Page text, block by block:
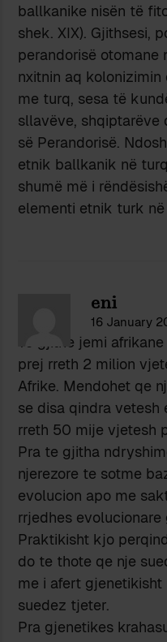
ballkanike nisën të
shek. XIX). Gjithsesi,
perandorisë otomane
nxitnin aq
me turq, sesa të
sllavëve, shqiptarëve
së Perandorisë.
etnik ballkanik në
shumë më i
elementi etnik turk
eni
16 January
Te gjithe jemi
prej rreth 2 milion
Afrike. Mendohet qe
se disa qindra vetesh
rreth 50 mije vjetesh
Pra te gjitha
njerezore te sotme
evolucion apo me
rrjedhes evolucionare
Praktikisht kjo
do te thote qe nje
me i afert gjenetikisht
suedez tjeter.
Pra gjenetikes